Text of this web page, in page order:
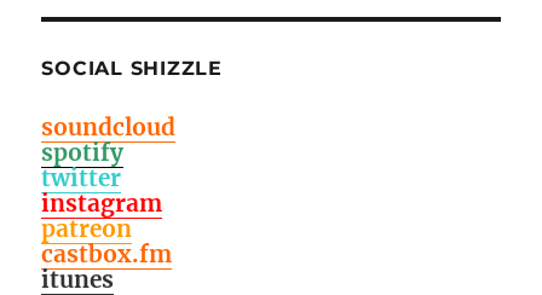
SOCIAL SHIZZLE
soundcloud
spotify
twitter
instagram
patreon
castbox.fm
itunes